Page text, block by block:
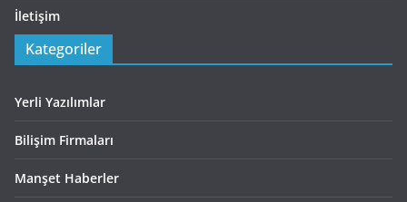
İletişim
Kategoriler
Yerli Yazılımlar
Bilişim Firmaları
Manşet Haberler